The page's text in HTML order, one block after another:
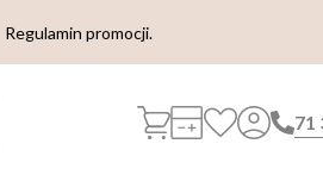
Regulamin promocji.
71